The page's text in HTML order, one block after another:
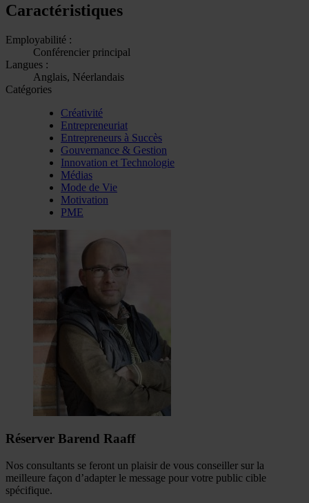
Caractéristiques
Employabilité :
Conférencier principal
Langues :
Anglais, Néerlandais
Catégories
Créativité
Entrepreneuriat
Entrepreneurs à Succès
Gouvernance & Gestion
Innovation et Technologie
Médias
Mode de Vie
Motivation
PME
Réserver Barend Raaff
Nos consultants se feront un plaisir de vous conseiller sur la
meilleure façon d’adapter le message pour votre public cible
spécifique.